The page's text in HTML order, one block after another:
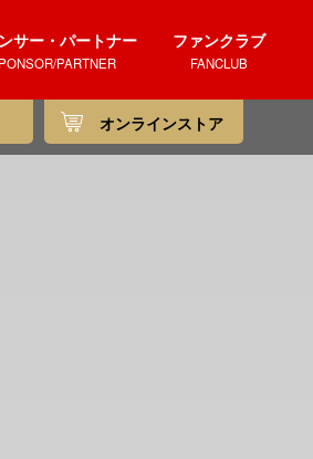
サー・パートナー
PARTNER
ファンクラブ
FANCLUB
オンラインストア